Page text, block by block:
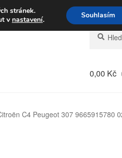
Volejte po-pá 9-16 704
Hledat:
Hledat
0,00 Kč
C4 Peugeot 307 9665915780
stránek.
v nastavení. Souhlasím